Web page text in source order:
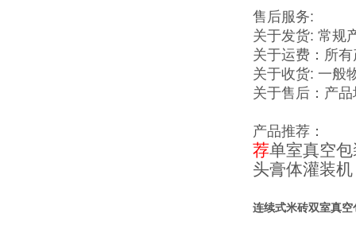
售后服务:
关于发货: 常规
关于运费：所
关于收货: 一般
关于售后：产
产品推荐：
荐单室真空
头膏体灌装机
连续式米砖双室真空